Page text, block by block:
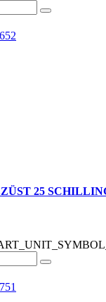
25